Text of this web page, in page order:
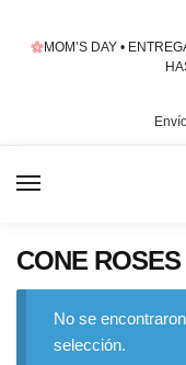
MOM’S DAY •
CONE
No se
selección.